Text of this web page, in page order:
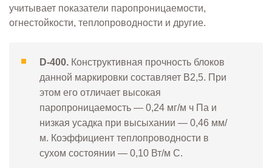
учитывает показатели паропроницаемости,
огнестойкости, теплопроводности и другие.
D-400. Конструктивная прочность блоков
данной маркировки составляет В2,5. При
этом его отличает высокая
паропроницаемость — 0,24 мг/м ч Па и
низкая усадка при высыхании — 0,46 мм/
м. Коэффициент теплопроводности в
сухом состоянии — 0,10 Вт/м С.